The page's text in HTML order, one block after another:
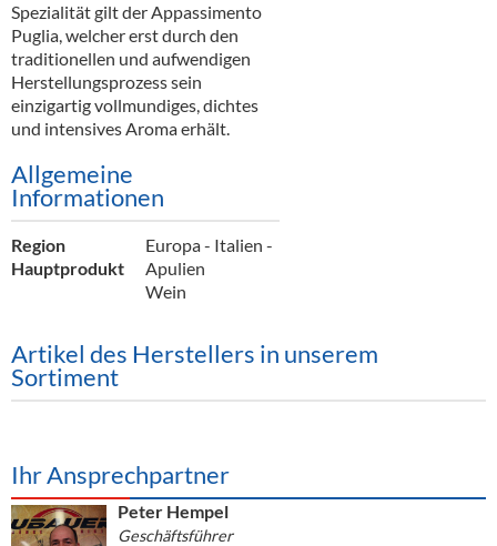
Spezialität gilt der Appassimento
Puglia, welcher erst durch den
traditionellen und aufwendigen
Herstellungsprozess sein
einzigartig vollmundiges, dichtes
und intensives Aroma erhält.
Allgemeine
Informationen
Region
Europa - Italien -
Apulien
Hauptprodukt
Wein
Artikel des Herstellers in unserem
Sortiment
Ihr Ansprechpartner
Peter Hempel
Geschäftsführer